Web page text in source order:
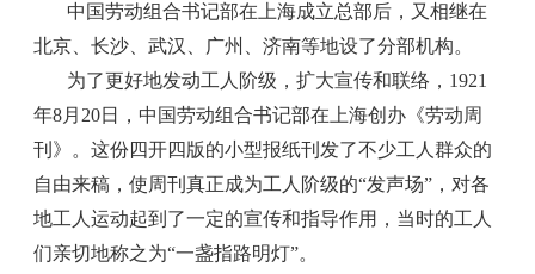
中国劳动组合书记部在上海成立总部后，又相继在
北京、长沙、武汉、广州、济南等地设了分部机构。
为了更好地发动工人阶级，扩大宣传和联络，1921
年8月20日，中国劳动组合书记部在上海创办《劳动周
刊》。这份四开四版的小型报纸刊发了不少工人群众的
自由来稿，使周刊真正成为工人阶级的“发声场”，对各
地工人运动起到了一定的宣传和指导作用，当时的工人
们亲切地称之为“一盏指路明灯”。